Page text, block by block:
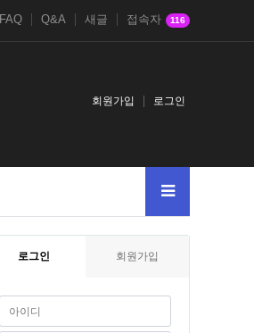
FAQ Q&A 새글 접속자 116
회원가입 로그인
로그인 회원가입